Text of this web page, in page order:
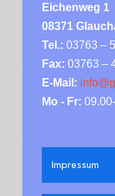
Eichenweg 1
08371
Tel.: 03763 –
Fax: 03763 –
E-Mail:
Mo - Fr:
Impressum